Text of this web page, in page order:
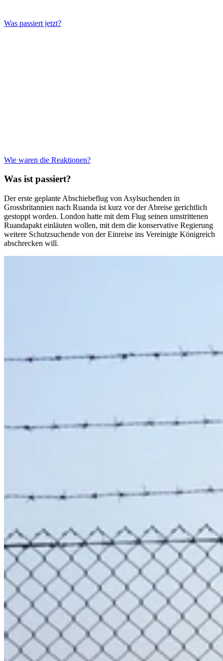
Was passiert jetzt?
Wie waren die Reaktionen?
Was ist passiert?
Der erste geplante Abschiebeflug von Asylsuchenden in
Grossbritannien nach Ruanda ist kurz vor der Abreise gerichtlich
gestoppt worden. London hatte mit dem Flug seinen umstrittenen
Ruandapakt einläuten wollen, mit dem die konservative Regierung
weitere Schutzsuchende von der Einreise ins Vereinigte Königreich
abschrecken will.